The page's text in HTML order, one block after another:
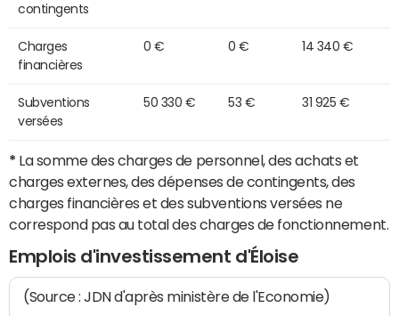
contingents
Charges
financières
0 € 0 € 14 340 €
Subventions
versées
50 330 € 53 € 31 925 €
* La somme des charges de personnel, des achats et
charges externes, des dépenses de contingents, des
charges financières et des subventions versées ne
correspond pas au total des charges de fonctionnement.
Emplois d'investissement d'Éloise
(Source : JDN d'après ministère de l'Economie)